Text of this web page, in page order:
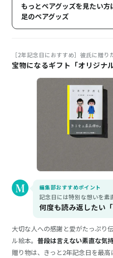
もっとペアグッズを見たい
足のペアグッズ
［2年記念日におすすめ］彼氏に贈り
宝物になるギフト「オリジナ
編集部おすすめポイント
記念日には特別な想いを素
何度も読み返したい「
大切な人への感謝と愛がたっぷり
ル絵本。 普段は言えない素直な気
贈り物は、きっと2年記念日を最高